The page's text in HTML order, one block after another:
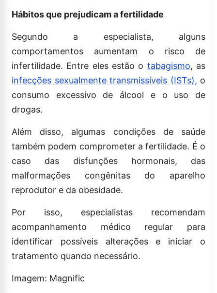
Hábitos que prejudicam a fertilidade
Segundo a especialista, alguns
comportamentos aumentam o risco de
infertilidade. Entre eles estão o tabagismo, as
infecções sexualmente transmissíveis (ISTs), o
consumo excessivo de álcool e o uso de
drogas.
Além disso, algumas condições de saúde
também podem comprometer a fertilidade. É o
caso das disfunções hormonais, das
malformações congênitas do aparelho
reprodutor e da obesidade.
Por isso, especialistas recomendam
acompanhamento médico regular para
identificar possíveis alterações e iniciar o
tratamento quando necessário.
Imagem: Magnific